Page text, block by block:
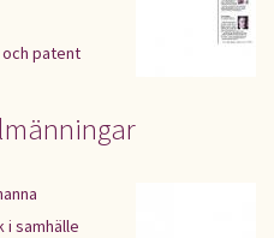
patent
i samhälle